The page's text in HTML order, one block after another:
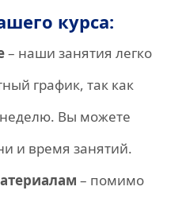
курса:
– наши занятия легко
график, так как
Вы можете
и время занятий.
– помимо